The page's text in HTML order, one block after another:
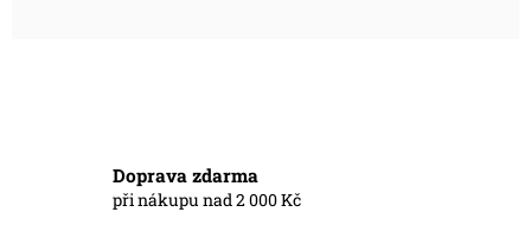
Doprava zdarma
při nákupu nad 2 000 Kč